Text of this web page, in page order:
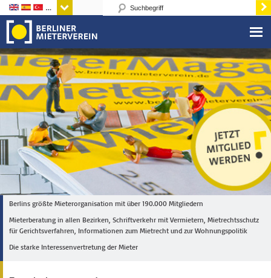
Sprachen
Berlins größte Mieterorganisation mit über 190.000 Mitgliedern
Mieterberatung in allen Bezirken, Schriftverkehr mit Vermietern, Mietrechtsschutz
für Gerichtsverfahren, Informationen zum Mietrecht und zur Wohnungspolitik
Die starke Interessenvertretung der Mieter